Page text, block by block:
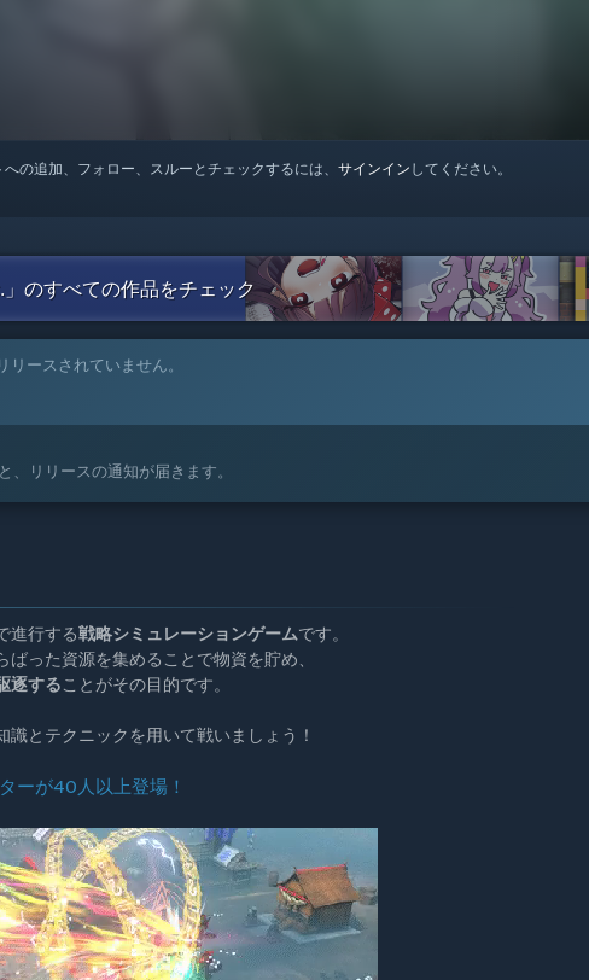
の追加、フォロー、スルーとチェックするには、 サインイン してください。
のすべての作品をチェック
ースされていません。
、リリースの通知が届きます。
進行する戦略シミュレーションゲームです。
った資源を集めることで物資を貯め、
逐することがその目的です。
識とテクニックを用いて戦いましょう！
ーが40人以上登場！